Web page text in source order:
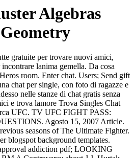
Algebras
gratuite per trovare nuovi amici,
lanima gemella. Da cosa
room. Enter chat. Users; Send gift
chat per single, con foto di ragazze e
nelle stanze di chat gratis senza
e trova lamore Trova Singles Chat
UFC. TV UFC FIGHT PASS:
Agosto 15, 2007 Article.
seasons of The Ultimate Fighter.
blogspot background templates.
addiction pdf; LOOKING